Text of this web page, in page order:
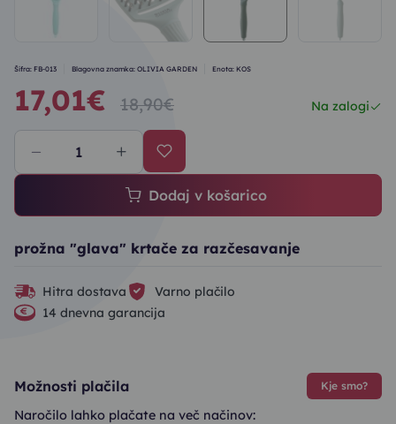
Šifra: FB-013 Blagovna znamka: OLIVIA GARDEN Enota: KOS
17,01€ 18,90€ Na zalogi
Dodaj v košarico
prožna "glava" krtače za razčesavanje
Hitra dostava
Varno plačilo
14 dnevna garancija
Možnosti plačila Kje smo?
Naročilo lahko plačate na več načinov: